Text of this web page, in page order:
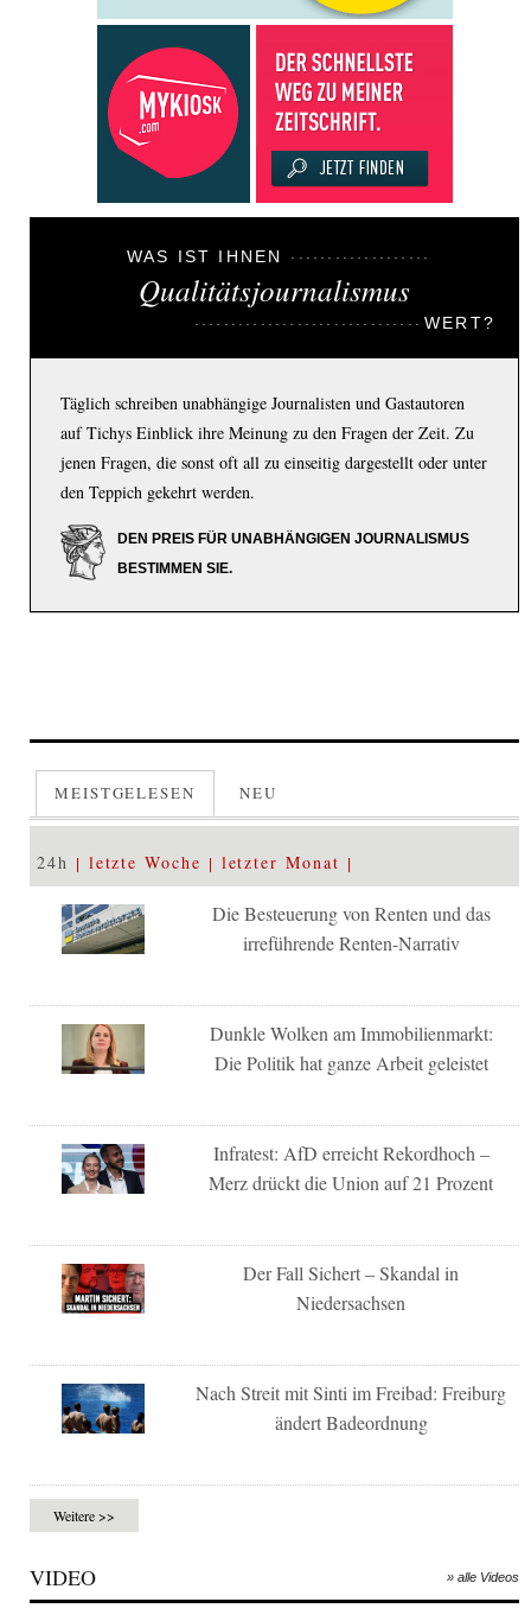
WAS IST IHNEN
Qualitätsjournalismus
WERT?
Täglich schreiben unabhängige Journalisten und Gastautoren
auf Tichys Einblick ihre Meinung zu den Fragen der Zeit. Zu
jenen Fragen, die sonst oft all zu einseitig dargestellt oder unter
den Teppich gekehrt werden.
DEN PREIS FÜR UNABHÄNGIGEN JOURNALISMUS
BESTIMMEN SIE.
MEISTGELESEN NEU
24h letzte Woche letzter Monat
Die Besteuerung von Renten und das
irreführende Renten-Narrativ
Dunkle Wolken am Immobilienmarkt:
Die Politik hat ganze Arbeit geleistet
Infratest: AfD erreicht Rekordhoch –
Merz drückt die Union auf 21 Prozent
Der Fall Sichert – Skandal in
Niedersachsen
Nach Streit mit Sinti im Freibad: Freiburg
ändert Badeordnung
Weitere >>
VIDEO » alle Videos